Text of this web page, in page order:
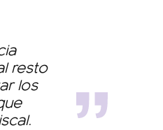
resto
los